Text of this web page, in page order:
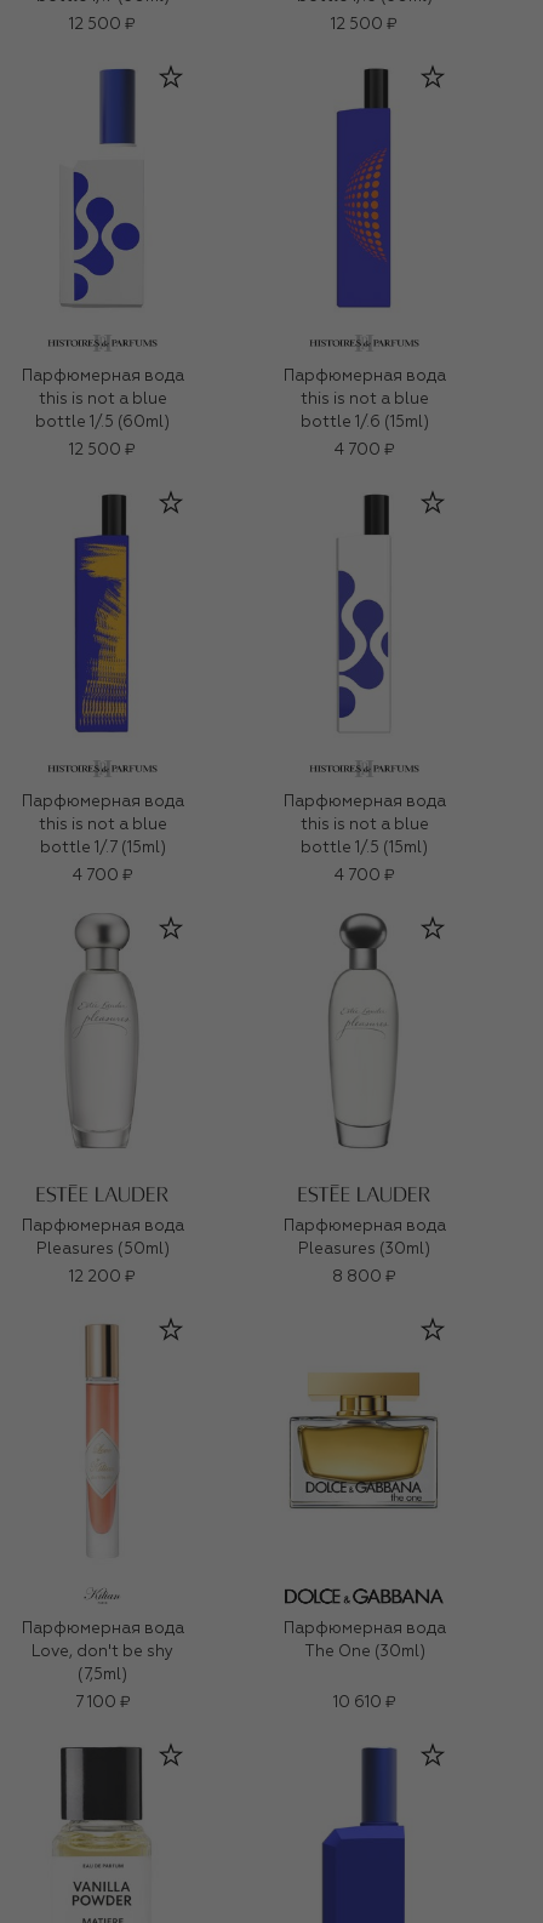
12 500 ₽
12 500 ₽
Парфюмерная вода
this is not a blue
bottle 1/.5 (60ml)
12 500 ₽
Парфюмерная вода
this is not a blue
bottle 1/.6 (15ml)
4 700 ₽
Парфюмерная вода
this is not a blue
bottle 1/.7 (15ml)
4 700 ₽
Парфюмерная вода
this is not a blue
bottle 1/.5 (15ml)
4 700 ₽
Парфюмерная вода
Pleasures (50ml)
12 200 ₽
Парфюмерная вода
Pleasures (30ml)
8 800 ₽
Парфюмерная вода
Love, don't be shy
(7,5ml)
7 100 ₽
Парфюмерная вода
The One (30ml)
10 610 ₽